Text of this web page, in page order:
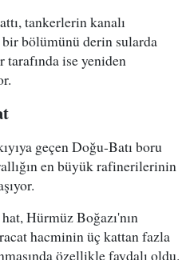
tankerlerin kanalı
bölümünü derin sularda
tarafında ise yeniden
geçen Doğu-Batı boru
en büyük rafinerilerinin
Hürmüz Boğazı'nın
hacminin üç kattan fazla
özellikle faydalı oldu.